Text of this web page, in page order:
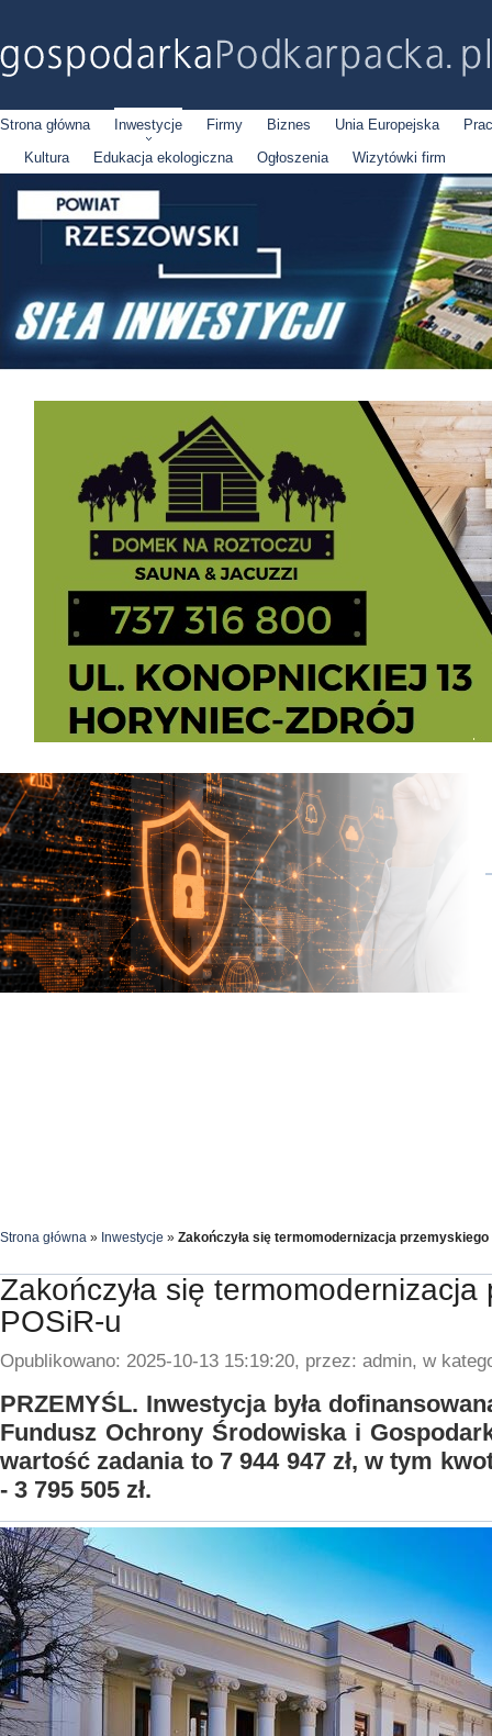
Strona główna Inwestycje Firmy Biznes Unia Europejska
Kultura
Edukacja ekologiczna Ogłoszenia Wizytówki firm
Strona główna » Inwestycje » Zakończyła się termomodernizacja przemyskiego
Zakończyła się termomodernizacja
POSiR-u
Opublikowano: 2025-10-13 15:19:20, przez: admin, w
PRZEMYŚL. Inwestycja była
Fundusz Ochrony Środowiska i
wartość zadania to 7 944 947 zł, w tym
- 3 795 505 zł.